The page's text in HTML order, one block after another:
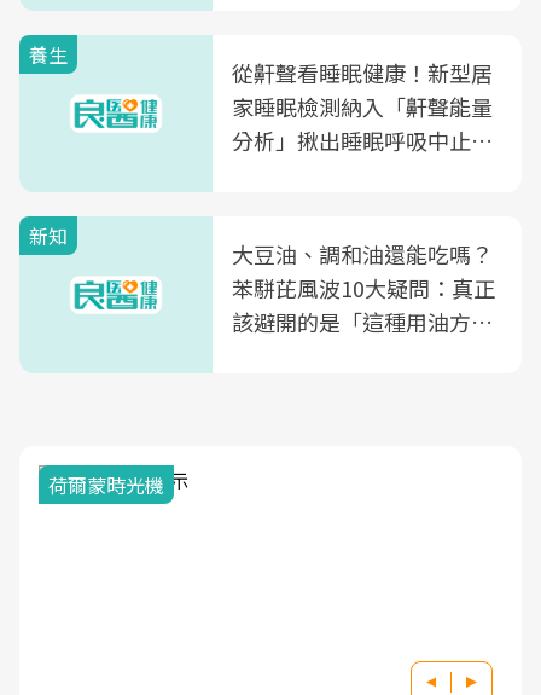
養生
從鼾聲看睡眠健康！新型居
家睡眠檢測納入「鼾聲能量
分析」揪出睡眠呼吸中止症
新知
大豆油、調和油還能吃嗎？
苯駢芘風波10大疑問：真正
該避開的是「這種用油方
荷爾蒙時光機